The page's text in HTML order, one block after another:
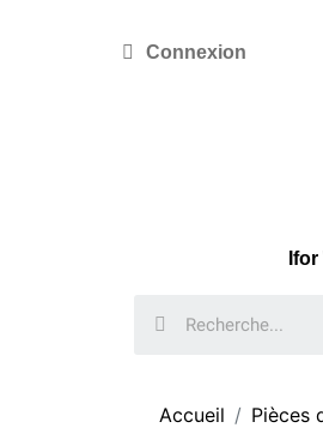
Connexion
Accueil Pièces